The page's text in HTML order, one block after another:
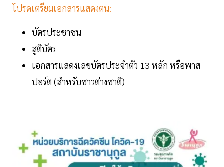
โปรดเตรียมเอกสารแสดงตน:
บัตรประชาชน
สูติบัตร
เอกสารแสดงเลขบัตรประจำตัว 13 หลัก หรือพาส
ปอร์ต (สำหรับชาวต่างชาติ)